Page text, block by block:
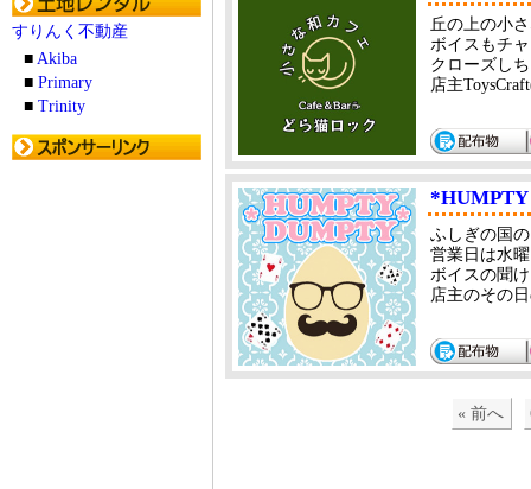
すりんく不動産
■ Akiba
■ Primary
■ Trinity
丘の上の小
ボイスもチ
クローズし
店主
ふしぎの国
営業日は水
ボイスの聞
店主のその
« 前へ